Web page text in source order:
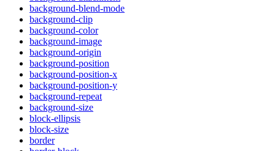
background-blend-mode
background-clip
background-color
background-image
background-origin
background-position
background-position-x
background-position-y
background-repeat
background-size
block-ellipsis
block-size
border